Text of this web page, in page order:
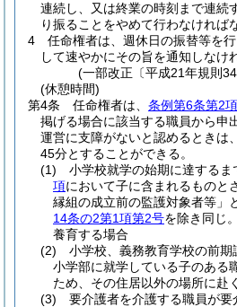
連続し、又は終業の時刻まで連続
り振ることをやめて行わなければ
4
任命権者は、週休日の振替等を
して速やかにその旨を通知しなけ
(一部改正〔平成21年規則
(休憩時間)
第4条
任命権者は、 条例第6条第2項
掲げる場合に該当する職員から申
運営に支障がないと認めるときは、
45分とすることができる。
(1)
小学校就学の始期に達するま
項において子に含まれるものと
縁組の成立前の監護対象者等」
14条の2第1項第2号を除き同じ
養育する場合
(2)
小学校、義務教育学校の前
小学部に就学している子のある
ため、その住居以外の場所に赴
(3)
要介護者を介護する職員が